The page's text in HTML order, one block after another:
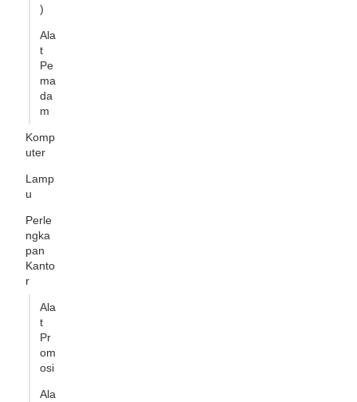
)
Ala
t
Pe
ma
da
m
Komp
uter
Lamp
u
Perle
ngka
pan
Kanto
r
Ala
t
Pr
om
osi
Ala